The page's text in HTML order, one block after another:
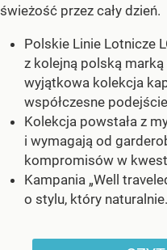
świeżość przez cały dzień.
Polskie Linie Lotnicze
z kolejną polską
wyjątkowa kolekcja
współczesne
Kolekcja powstała z
i wymagają od
kompromisów w
Kampania „Well
o stylu, który